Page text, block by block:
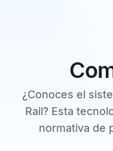
¿Conoces el
Rail? Esta
normativa de